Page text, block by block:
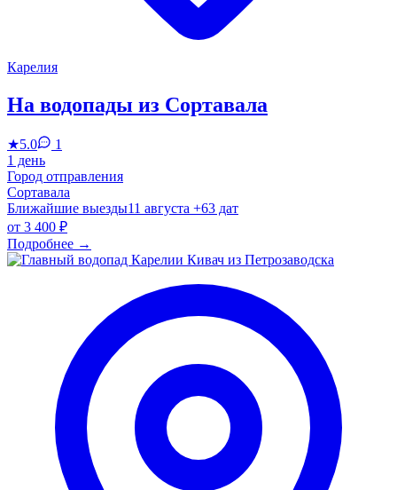
Карелия
На водопады из Сортавала
★5.0
1
1 день
Город отправления
Сортавала
Ближайшие выезды11 августа +63 дат
от 3 400 ₽
Подробнее →